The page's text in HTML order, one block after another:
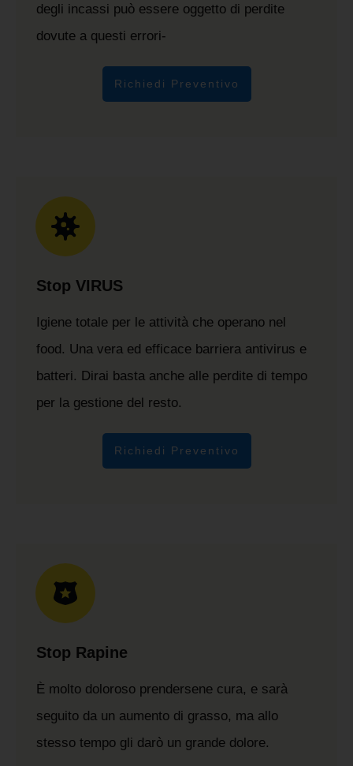
degli incassi può essere oggetto di perdite
dovute a questi errori-
Richiedi Preventivo
Stop VIRUS
Igiene totale per le attività che operano nel
food. Una vera ed efficace barriera antivirus e
batteri. Dirai basta anche alle perdite di tempo
per la gestione del resto.
Richiedi Preventivo
Stop Rapine
È molto doloroso prendersene cura, e sarà
seguito da un aumento di grasso, ma allo
stesso tempo gli darò un grande dolore.